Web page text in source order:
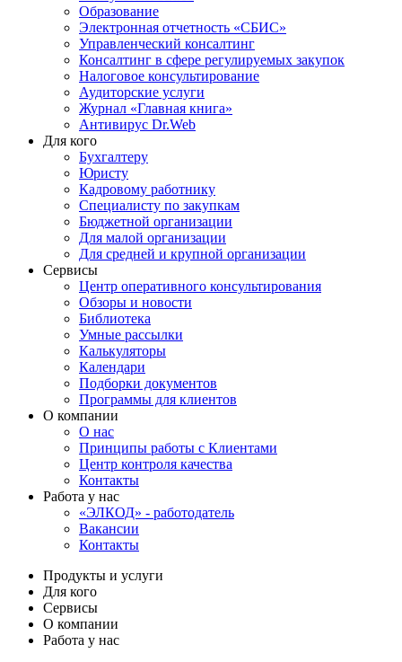
Образование
Электронная отчетность «СБИС»
Управленческий консалтинг
Консалтинг в сфере регулируемых закупок
Налоговое консультирование
Аудиторские услуги
Журнал «Главная книга»
Антивирус Dr.Web
Для кого
Бухгалтеру
Юристу
Кадровому работнику
Специалисту по закупкам
Бюджетной организации
Для малой организации
Для средней и крупной организации
Сервисы
Центр оперативного консультирования
Обзоры и новости
Библиотека
Умные рассылки
Калькуляторы
Календари
Подборки документов
Программы для клиентов
О компании
О нас
Принципы работы с Клиентами
Центр контроля качества
Контакты
Работа у нас
«ЭЛКОД» - работодатель
Вакансии
Контакты
Продукты и услуги
Для кого
Сервисы
О компании
Работа у нас